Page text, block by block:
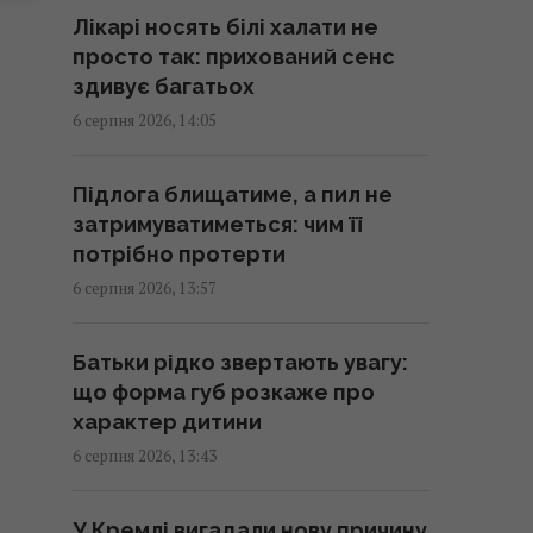
кумедне відео
14:33 четвер, 06 серпня 2026
в Таїланді
14:30 четвер, 06 серпня 2026
14:27 четвер, 06 серпня 2026
У Новій Зеландії застрелили
Лікарі носять білі халати не
просто так: прихований сенс
здивує багатьох
6 серпня 2026, 14:05
Підлога блищатиме, а пил не
затримуватиметься: чим її
потрібно протерти
6 серпня 2026, 13:57
Батьки рідко звертають увагу:
що форма губ розкаже про
характер дитини
6 серпня 2026, 13:43